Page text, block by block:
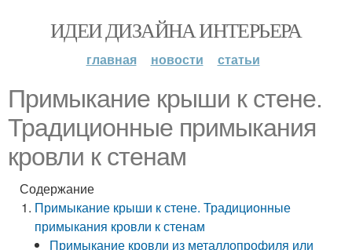
ИДЕИ ДИЗАЙНА ИНТЕРЬЕРА
главная новости статьи
Примыкание крыши к стене.
Традиционные примыкания
кровли к стенам
Содержание
Примыкание крыши к стене. Традиционные
примыкания кровли к стенам
Примыкание кровли из металлопрофиля или